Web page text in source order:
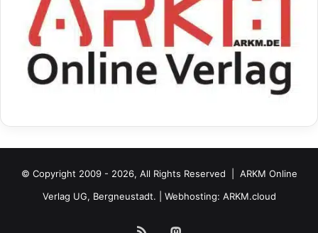
© Copyright 2009 - 2026, All Rights Reserved | ARKM Online
Verlag UG, Bergneustadt. | Webhosting: ARKM.cloud